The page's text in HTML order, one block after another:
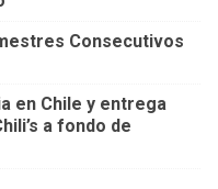
Consecutivos
en Chile y entrega
a fondo de